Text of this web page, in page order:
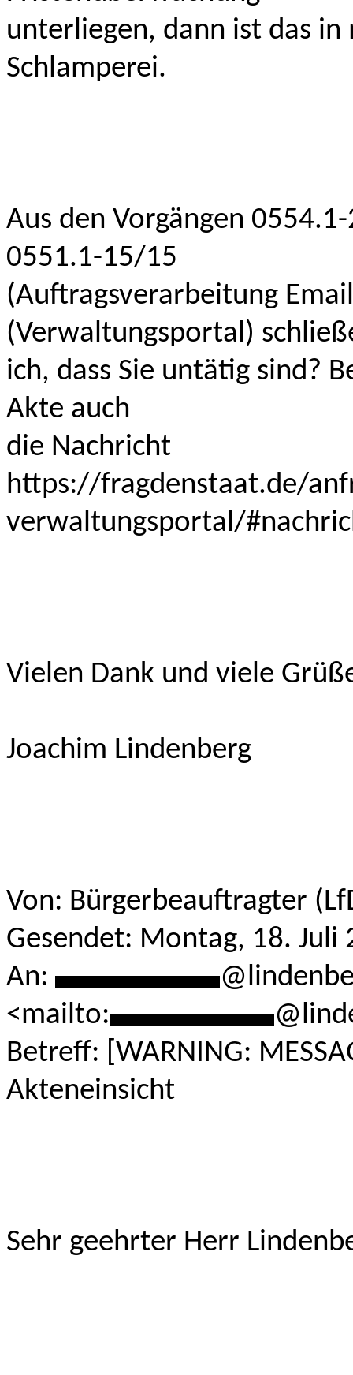
unterliegen, dann ist das in
Schlamperei.
Aus den Vorgängen
0551.1-15/15
(Auftragsverarbeitung
(Verwaltungsportal)
ich, dass Sie untätig sind?
Akte auch
die Nachricht
https://fragdenstaat.de/
verwaltungsportal/
Vielen Dank und viele
Joachim Lindenberg
Von: Bürgerbeauftragter
Gesendet: Montag, 18. Juli
An: ***********
<mailto:***********
Betreff: [WARNING:
Akteneinsicht
Sehr geehrter Herr